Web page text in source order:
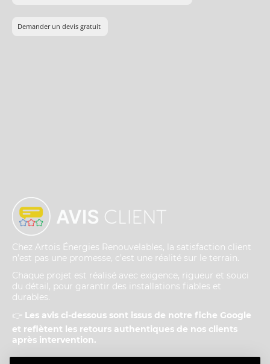
Demander un devis gratuit
Chez Artois Énergies Renouvelables, la satisfaction client
n’est pas une promesse, c’est une réalité sur le terrain.
Chaque projet est réalisé avec exigence, rigueur et souci
du détail, pour garantir des installations fiables et
durables.
👉 Les avis ci-dessous sont issus de notre fiche Google
et reflètent les retours authentiques de nos clients
après intervention.